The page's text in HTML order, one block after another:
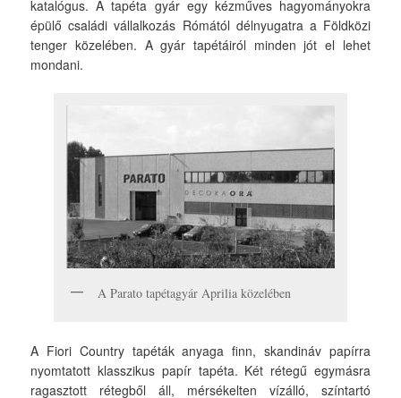
katalógus. A tapéta gyár egy kézműves hagyományokra
épülő családi vállalkozás Rómától délnyugatra a Földközi
tenger közelében. A gyár tapétáiról minden jót el lehet
mondani.
A Parato tapétagyár Aprilia közelében
A Fiori Country tapéták anyaga finn, skandináv papírra
nyomtatott klasszikus papír tapéta. Két rétegű egymásra
ragasztott rétegből áll, mérsékelten vízálló, színtartó